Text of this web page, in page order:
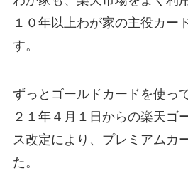
１０年以上わが家の主役カー
す。
ずっとゴールドカードを使っ
２１年４月１日からの楽天ゴ
ス改定により、プレミアムカ
た。